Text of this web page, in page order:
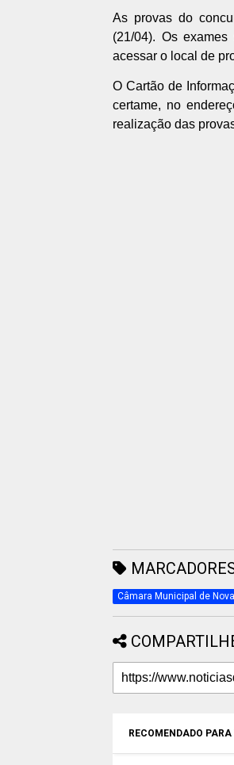
As provas do
(21/04). Os
acessar o local de
O Cartão de
certame, no
realização das
Câmara Municipal de
RECOMENDADO PARA